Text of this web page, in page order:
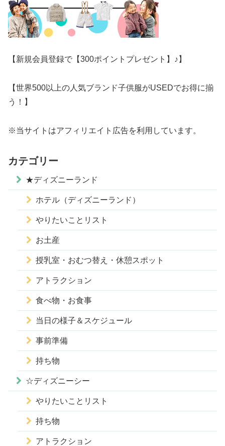
【新規会員登録で【300ポイントプレゼント】♪】
【世界500以上の人気ブランド子供服がUSEDでお得に揃
う！】
※当サイトはアフィリエイト広告を利用しています。
カテゴリー
★ディズニーランド
ホテル（ディズニーランド）
やりたいことリスト
お土産
授乳室・おむつ替え・休憩スポット
アトラクション
食べ物・お食事
当日の様子＆スケジュール
事前準備
持ち物
☆ディズニーシー
やりたいことリスト
持ち物
アトラクション